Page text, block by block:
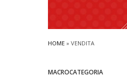
HOME» VENDITA
MACROCATEGORIA